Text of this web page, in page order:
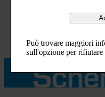
Può trovare maggiori
sull'opzione per
EN